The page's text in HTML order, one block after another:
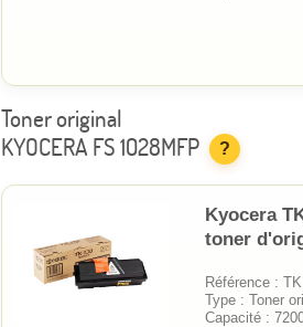
Toner original
KYOCERA FS 1028MFP
?
Kyocera
toner
Référence :
Type : Toner
Capacité :